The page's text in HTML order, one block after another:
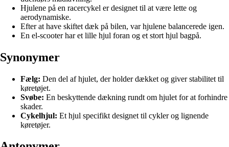
Hjulene på en racercykel er designet til at være lette og
aerodynamiske.
Efter at have skiftet dæk på bilen, var hjulene balancerede igen.
En el-scooter har et lille hjul foran og et stort hjul bagpå.
Synonymer
Fælg: Den del af hjulet, der holder dækket og giver stabilitet til
køretøjet.
Svøbe: En beskyttende dækning rundt om hjulet for at forhindre
skader.
Cykelhjul: Et hjul specifikt designet til cykler og lignende
køretøjer.